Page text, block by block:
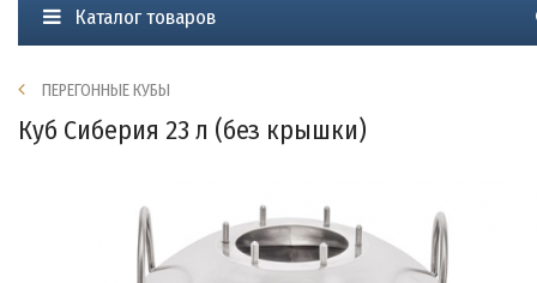
Каталог товаров
ПЕРЕГОННЫЕ КУБЫ
Куб Сиберия 23 л (без крышки)